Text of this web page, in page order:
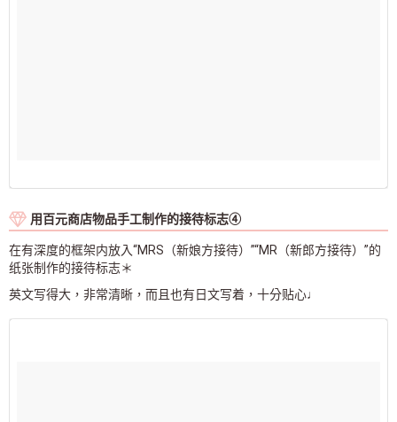
用百元商店物品手工制作的接待标志④
在有深度的框架内放入“MRS（新娘方接待）”“MR（新郎方接待）”的
纸张制作的接待标志＊
英文写得大，非常清晰，而且也有日文写着，十分贴心♩